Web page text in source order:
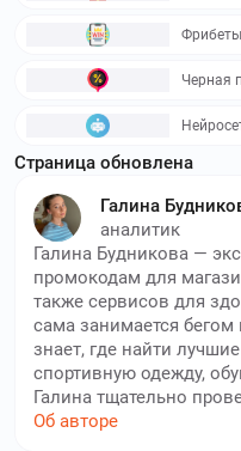
Черная
Страница обновлена
Галина
аналитик
Галина Будникова —
промокодам для
также сервисов для
сама занимается
знает, где найти
спортивную одежду,
Галина тщательно
вы могли быть уверены
Об авторе